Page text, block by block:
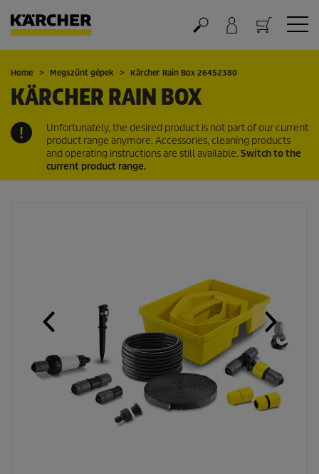
Kosár
Home Megszűnt gépek Kärcher Rain Box 26452380
KÄRCHER RAIN BOX
Unfortunately, the desired product is not part of our current
product range anymore. Accessories, cleaning products
and operating instructions are still available.Switch to the
current product range.